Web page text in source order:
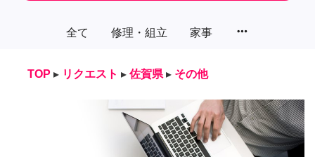
全て 修理・組立 家事 more_horiz
TOP ▸ リクエスト ▸ 佐賀県 ▸ その他